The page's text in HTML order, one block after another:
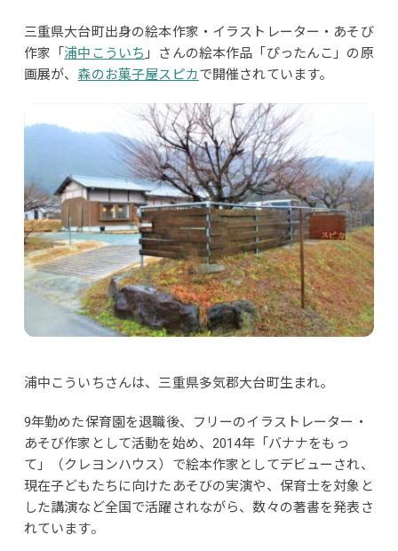
三重県大台町出身の絵本作家・イラストレーター・あそび
作家「 浦中こういち 」さんの絵本作品「ぴったんこ」の原
画展が、 森のお菓子屋スピカで開催されています。
浦中こういちさんは、三重県多気郡大台町生まれ。
9年勤めた保育園を退職後、フリーのイラストレーター・
あそび作家として活動を始め、2014年「バナナをもっ
て」（クレヨンハウス）で絵本作家としてデビューされ、
現在子どもたちに向けたあそびの実演や、保育士を対象と
した講演など全国で活躍されながら、数々の著書を発表さ
れています。